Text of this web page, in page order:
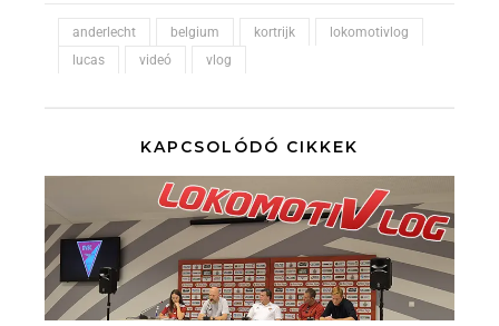
anderlecht belgium kortrijk
lokomotivlog
lucas
videó vlog
KAPCSOLÓDÓ CIKKEK